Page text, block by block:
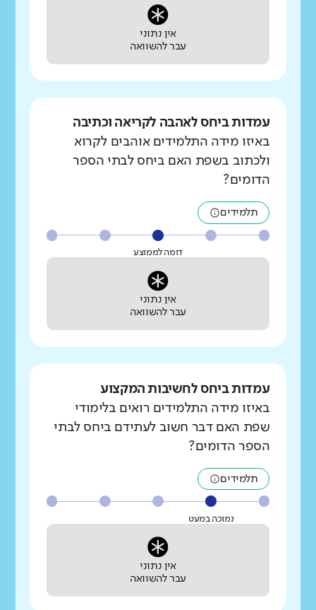
אין נתוני
עבר להשוואה
עמדות ביחס לאהבה לקריאה וכתיבה
באיזו מידה התלמידים אוהבים לקרוא
ולכתוב בשפת האם ביחס לבתי הספר
הדומים?
תלמידים
דומה לממוצע
אין נתוני
עבר להשוואה
עמדות ביחס לחשיבות המקצוע
באיזו מידה התלמידים רואים בלימודי
שפת האם דבר חשוב לעתידם ביחס לבתי
הספר הדומים?
תלמידים
נמוכה במעט
אין נתוני
עבר להשוואה